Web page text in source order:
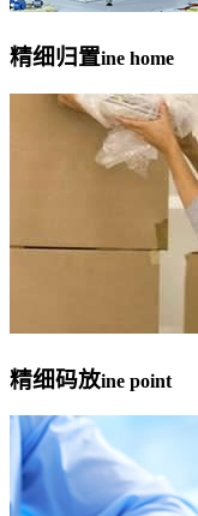
精细归置ine home
精细码放ine point